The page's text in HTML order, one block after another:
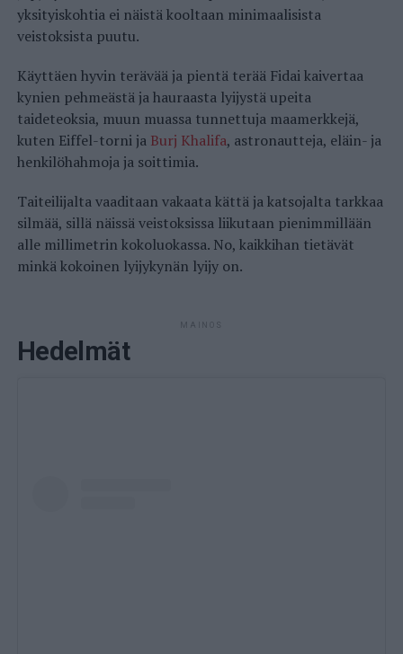
yksityiskohtia ei näistä kooltaan minimaalisista
veistoksista puutu.
Käyttäen hyvin terävää ja pientä terää Fidai kaivertaa
kynien pehmeästä ja hauraasta lyijystä upeita
taideteoksia, muun muassa tunnettuja maamerkkejä,
kuten Eiffel-torni ja Burj Khalifa, astronautteja, eläin- ja
henkilöhahmoja ja soittimia.
Taiteilijalta vaaditaan vakaata kättä ja katsojalta tarkkaa
silmää, sillä näissä veistoksissa liikutaan pienimmillään
alle millimetrin kokoluokassa. No, kaikkihan tietävät
minkä kokoinen lyijykynän lyijy on.
MAINOS
Hedelmät